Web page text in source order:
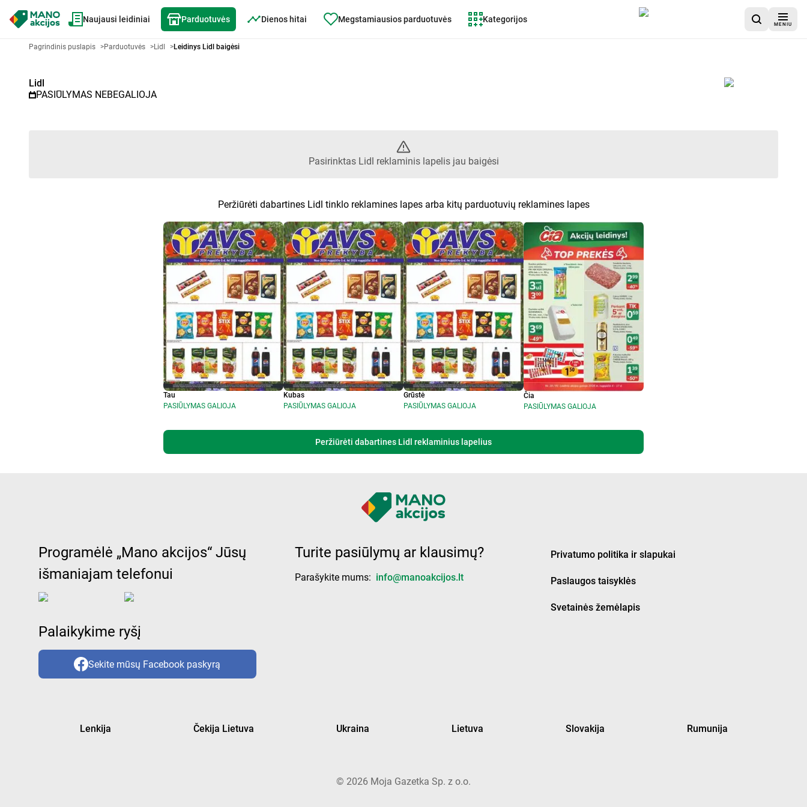
Naujausi leidiniai Parduotuvės Dienos hitai Megstamiausios parduotuvės Kategorijos
MENIU
Akcijų lapelis Lidl - Pasirinktas lapelis Lidl jau baigėsi
Pagrindinis puslapis >Parduotuvės >Lidl >Leidinys Lidl baigėsi
Lidl
PASIŪLYMAS NEBEGALIOJA
Pasirinktas Lidl reklaminis lapelis jau baigėsi
Peržiūrėti dabartines Lidl tinklo reklamines lapes arba kitų parduotuvių reklamines lapes
Tau
PASIŪLYMAS GALIOJA
Kubas
PASIŪLYMAS GALIOJA
Grūstė
PASIŪLYMAS GALIOJA
Čia
PASIŪLYMAS GALIOJA
Peržiūrėti dabartines Lidl reklaminius lapelius
Programėlė „Mano akcijos“ Jūsų
išmaniajam telefonui
Palaikykime ryšį
Sekite mūsų Facebook paskyrą
Turite pasiūlymų ar klausimų?
Parašykite mums: info@manoakcijos.lt
Privatumo politika ir slapukai
Paslaugos taisyklės
Svetainės žemėlapis
Lenkija Čekija Lietuva Ukraina Lietuva Slovakija Rumunija
© 2026 Moja Gazetka Sp. z o.o.